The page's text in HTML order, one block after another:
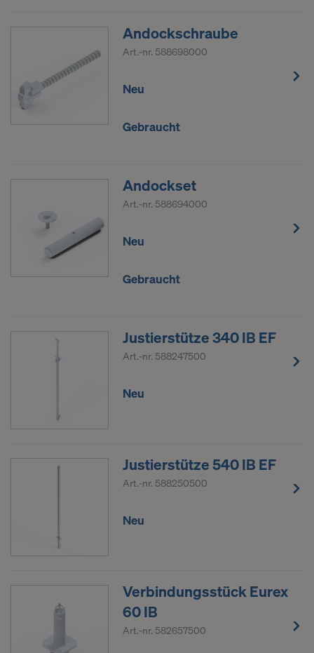
Andockschraube
Art.-nr. 588698000
Neu
Gebraucht
Andockset
Art.-nr. 588694000
Neu
Gebraucht
Justierstütze 340 IB EF
Art.-nr. 588247500
Neu
Justierstütze 540 IB EF
Art.-nr. 588250500
Neu
Verbindungsstück Eurex
60 IB
Art.-nr. 582657500